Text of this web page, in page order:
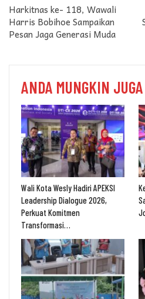
Harkitnas ke- 118, Wawali
Harris Bobihoe Sampaikan
Pesan Jaga Generasi Muda
ANDA MUNGKIN
Wali Kota Wesly Hadiri APEKSI
Leadership Dialogue 2026,
Perkuat Komitmen
Transformasi…